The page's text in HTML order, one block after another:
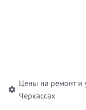
Цены на ремонт и
Черкассах